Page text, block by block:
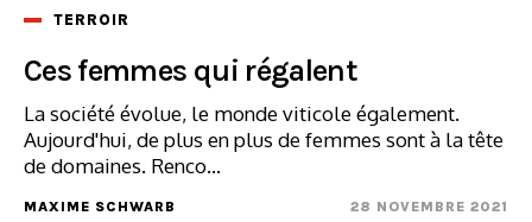
TERROIR
Ces femmes qui régalent
La société évolue, le monde viticole également.
Aujourd'hui, de plus en plus de femmes sont à la tête
de domaines. Renco...
MAXIME SCHWARB 28 NOVEMBRE 2021